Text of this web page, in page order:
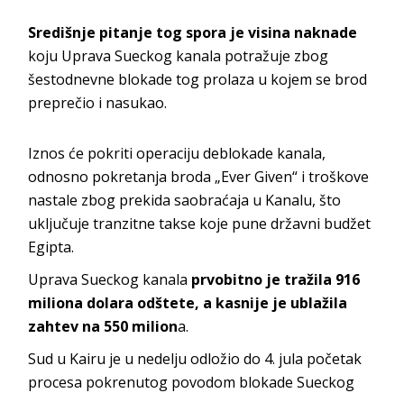
Središnje pitanje tog spora je visina naknade
koju Uprava Sueckog kanala potražuje zbog
šestodnevne blokade tog prolaza u kojem se brod
preprečio i nasukao.
Iznos će pokriti operaciju deblokade kanala,
odnosno pokretanja broda „Ever Given“ i troškove
nastale zbog prekida saobraćaja u Kanalu, što
uključuje tranzitne takse koje pune državni budžet
Egipta.
Uprava Sueckog kanala prvobitno je tražila 916
miliona dolara odštete, a kasnije je ublažila
zahtev na 550 miliona.
Sud u Kairu je u nedelju odložio do 4. jula početak
procesa pokrenutog povodom blokade Sueckog